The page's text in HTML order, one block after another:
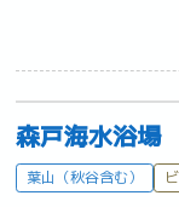
森戸海水浴場
葉山（秋谷含む）